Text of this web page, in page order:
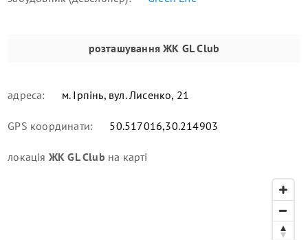
розташування ЖК GL Club
адреса: м. Ірпінь, вул. Лисенко, 21
GPS координати: 50.517016,30.214903
локація ЖК GL Club на карті